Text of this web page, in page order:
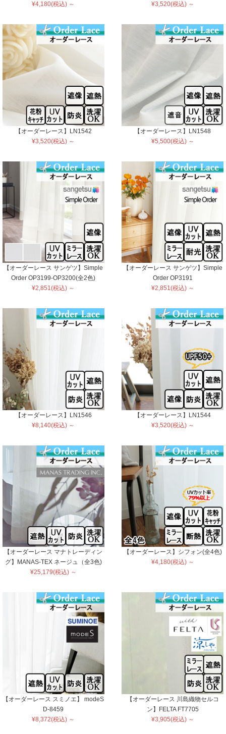
¥4,180(税込) ～
¥3,520(税込) ～
【オーダーレース】LN1542
¥3,520(税込) ～
【オーダーレース】LN1548
¥5,500(税込) ～
【オーダーレース サンゲツ】Simple
Order OP3199-OP3200(全2色)
¥2,851(税込) ～
【オーダーレース サンゲツ】Simple
Order OP3191
¥2,851(税込) ～
【オーダーレース】LN1546
¥8,140(税込) ～
【オーダーレース】LN1544
¥3,520(税込) ～
【オーダーレース マナトレーディン
グ】MANAS-TEX ネージュ（全3色)
¥25,179(税込) ～
【オーダーレース】シフォン(全4色)
¥4,180(税込) ～
【オーダーレース スミノエ】 modeS
D-8459
¥8,372(税込) ～
【オーダーレース 川島織物セルコ
ン】FELTA FT7705
¥3,905(税込) ～